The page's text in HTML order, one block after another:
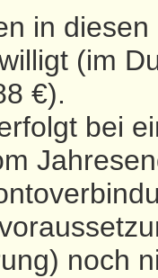
in
(im
€).
bei
noch